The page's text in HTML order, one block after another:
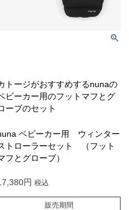
トージがおすすめするnunaの
ビーカー用のフットマフとグ
ーブのセット
ベビーカー用 ウィンター
トローラーセット （フット
フとグローブ）
税込
販売期間